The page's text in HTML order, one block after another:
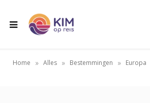
Home » Alles » Bestemmingen » Europa